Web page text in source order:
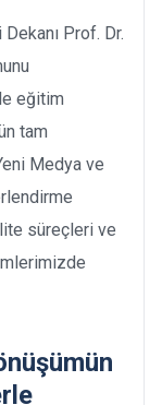
Prof. Dr.
eğitim
tam
Medya ve
süreçleri ve